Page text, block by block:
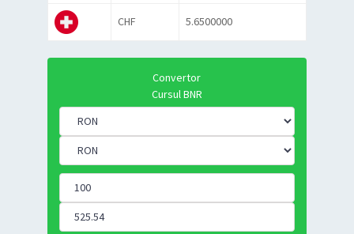
CHF 5.6500000
Convertor
Cursul BNR